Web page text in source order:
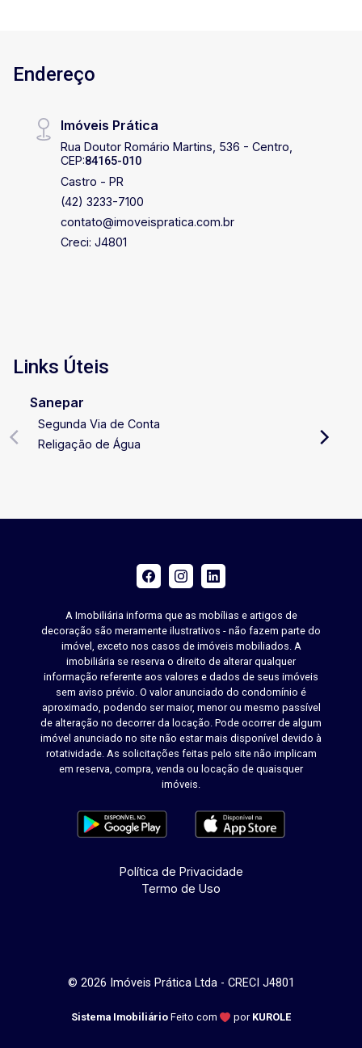
(FCI) equivalente a 5% do valor do aluguel.
Endereço
Imóveis Prática
Rua Doutor Romário Martins, 536 - Centro,
CEP:84165-010
Castro - PR
(42) 3233-7100
contato@imoveispratica.com.br
Creci: J4801
Links Úteis
Sanepar
Segunda Via de Conta
Religação de Água
A Imobiliária informa que as mobílias e artigos de
decoração são meramente ilustrativos - não fazem parte do
imóvel, exceto nos casos de imóveis mobiliados. A
imobiliária se reserva o direito de alterar qualquer
informação referente aos valores e dados de seus imóveis
sem aviso prévio. O valor anunciado do condomínio é
aproximado, podendo ser maior, menor ou mesmo passível
de alteração no decorrer da locação. Pode ocorrer de algum
imóvel anunciado no site não estar mais disponível devido à
rotatividade. As solicitações feitas pelo site não implicam
em reserva, compra, venda ou locação de quaisquer
imóveis.
Política de Privacidade
Termo de Uso
© 2026 Imóveis Prática Ltda - CRECI J4801
Sistema Imobiliário Feito com por KUROLE